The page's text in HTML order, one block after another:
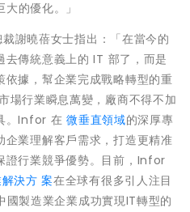
的優化。」
謝曉蓓女士指出：「在當今的
傳統意義上的 IT 部了，而是
據，幫企業完成戰略轉型的重
場行業瞬息萬變，廠商不得不加
。Infor 在微垂直領域的深厚專
業理解客戶需求，打造更精准
證行業競爭優勢。目前，Infor
決方 案在全球有很多引人注目
製造業企業成功實現IT轉型的